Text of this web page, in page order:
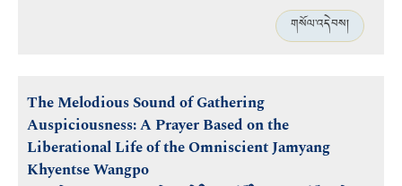
གསོལ་འདེབས།
The Melodious Sound of Gathering
Auspiciousness: A Prayer Based on the
Liberational Life of the Omniscient Jamyang
Khyentse Wangpo